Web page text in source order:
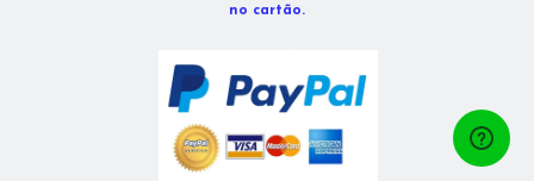
no cartão.